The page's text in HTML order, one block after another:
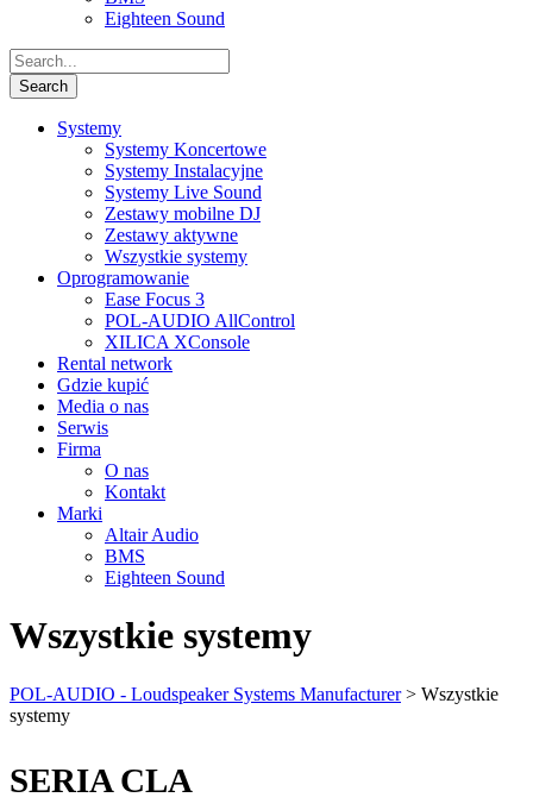
Eighteen Sound
Systemy
Systemy Koncertowe
Systemy Instalacyjne
Systemy Live Sound
Zestawy mobilne DJ
Zestawy aktywne
Wszystkie systemy
Oprogramowanie
Ease Focus 3
POL-AUDIO AllControl
XILICA XConsole
Rental network
Gdzie kupić
Media o nas
Serwis
Firma
O nas
Kontakt
Marki
Altair Audio
BMS
Eighteen Sound
Wszystkie systemy
POL-AUDIO - Loudspeaker Systems Manufacturer> Wszystkie
systemy
SERIA CLA